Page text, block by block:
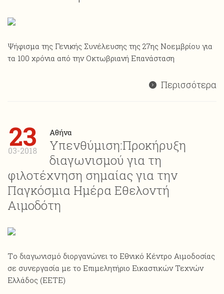
Ψήφισμα της Γενικής Συνέλευσης της 27ης Νοεμβρίου για
τα 100 χρόνια από την Οκτωβριανή Επανάσταση
Περισσότερα
23
03-2018
Αθήνα
Υπενθύμιση:Προκήρυξη
διαγωνισμού για τη
φιλοτέχνηση σημαίας για την
Παγκόσμια Ημέρα Εθελοντή
Αιμοδότη
Tο διαγωνισμό διοργανώνει το Εθνικό Κέντρο Αιμοδοσίας
σε συνεργασία με το Επιμελητήριο Εικαστικών Τεχνών
Ελλάδος (EETE)